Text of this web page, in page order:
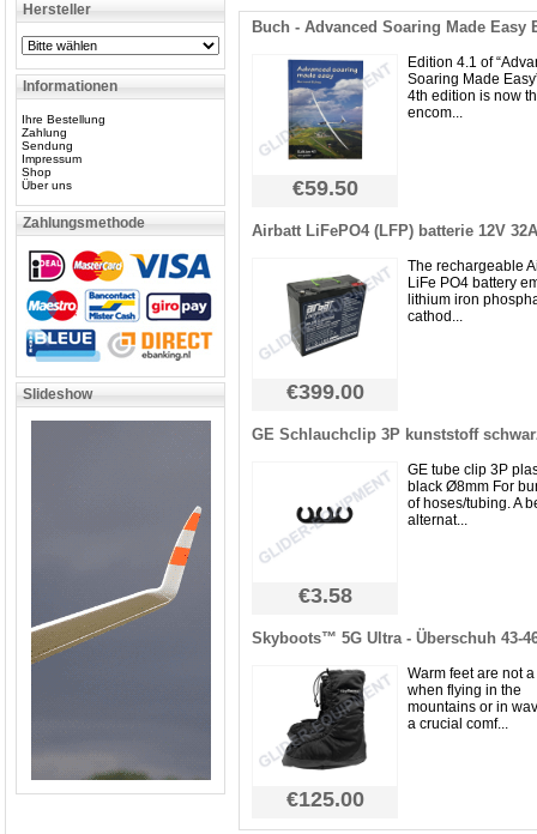
Hersteller
Informationen
Ihre Bestellung
Zahlung
Sendung
Impressum
Shop
Über uns
Zahlungsmethode
Slideshow
Buch - Advanced Soaring Made Easy
Edition 4.1 of
Soaring Made
4th edition is now
encom...
€59.50
Airbatt LiFePO4 (LFP) batterie 12V
The rechargeable
LiFe PO4 battery
lithium iron
cathod...
€399.00
GE Schlauchclip 3P kunststoff
GE tube clip 3P
black Ø8mm For
of hoses/tubing. A
alternat...
€3.58
Skyboots™ 5G Ultra - Überschuh 43-
Warm feet are not
when flying in the
mountains or in
a crucial comf...
€125.00